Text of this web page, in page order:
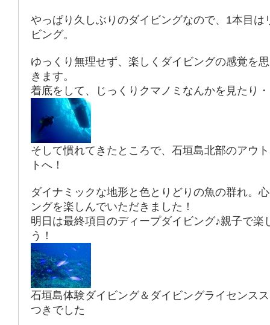
やっぱり久しぶりのダイビングなので、1本目は
ビング。
ゆっくり無理せず、楽しくダイビングの感覚を
きます。
着底をして、じっくりクマノミなんかを見たり
そして慣れてきたところで、石垣島北部のアウ
トへ！
ダイナミックな地形と色とりどりの魚の群れ。
ングを楽しんでいただきました！
明日は最終項目のディープダイビング♪親子で楽
う！
石垣島体験ダイビング＆ダイビングライセンス
つきでした